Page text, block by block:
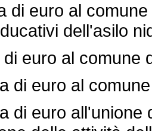
di euro al
dell'asilo
euro al comune
di euro al
di euro all'unione